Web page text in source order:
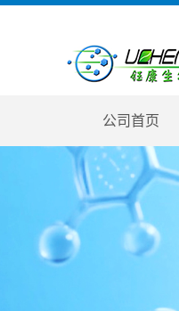
公司首页